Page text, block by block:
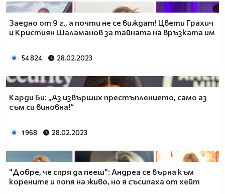
Заедно от 9 г., а почти не се виждат! Цвети Грахич
и Кристиян Шаламанов за тайната на връзката им
54 824 28.02.2023
Карди Би: „Аз извърших престъплението, само аз
съм си виновна!“
1 968 28.02.2023
"Добре, че спря да пееш": Андреа се върна към
корените и попя на живо, но я съсипаха от хейт